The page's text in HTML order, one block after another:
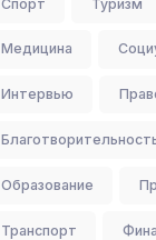
Спорт Туризм
Медицина
Интервью
Образование
Транспорт